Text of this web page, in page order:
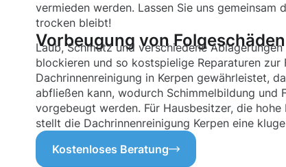
vermieden werden. Lassen Sie uns gemeinsam
trocken bleibt!
Vorbeugung von Folgeschäden
Laub, Schmutz und verschiedene
blockieren und so kostspielige Reparaturen zur
Dachrinnenreinigung in Kerpen gewährleistet,
abfließen kann, wodurch Schimmelbildung und
vorgebeugt werden. Für Hausbesitzer, die
stellt die Dachrinnenreinigung Kerpen eine
Kostenloses Beratung